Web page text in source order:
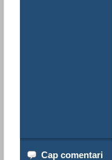
Cap comentari